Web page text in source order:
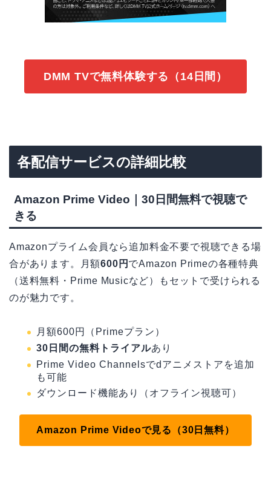
DMM TVで無料体験する（14日間）
各配信サービスの詳細比較
Amazon Prime Video｜30日間無料で視聴で
きる
Amazonプライム会員なら追加料金不要で視聴できる場
合があります。月額600円 でAmazon Primeの各種特典
（送料無料・Prime Musicなど）もセットで受けられる
のが魅力です。
月額600円（Primeプラン）
30日間の無料トライアルあり
Prime Video Channelsでdアニメストアを追加
も可能
ダウンロード機能あり（オフライン視聴可）
Amazon Prime Videoで見る（30日無料）